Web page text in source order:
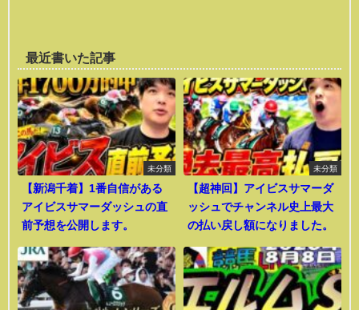
最近書いた記事
未分類
【新潟千着】1番自信がある
アイビスサマーダッシュの直
前予想を公開します。
未分類
【超神回】アイビスサマーダ
ッシュでチャンネル史上最大
の払い戻し額になりました。